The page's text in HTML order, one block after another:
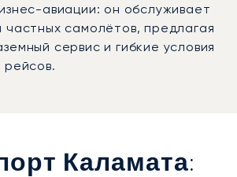
авиации: он обслуживает
частных самолётов, предлагая
сервис и гибкие условия
рейсов.
Каламата: